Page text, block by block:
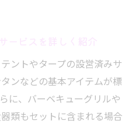
ントやタープの設営済みサ
ンなどの基本アイテムが標
に、バーベキューグリルや
類もセットに含まれる場合